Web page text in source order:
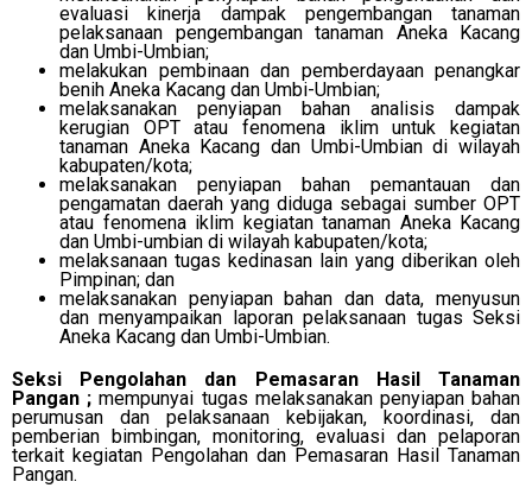
evaluasi kinerja dampak pengembangan tanaman
pelaksanaan pengembangan tanaman Aneka Kacang
dan Umbi-Umbian;
melakukan pembinaan dan pemberdayaan penangkar
benih Aneka Kacang dan Umbi-Umbian;
melaksanakan penyiapan bahan analisis dampak
kerugian OPT atau fenomena iklim untuk kegiatan
tanaman Aneka Kacang dan Umbi-Umbian di wilayah
kabupaten/kota;
melaksanakan penyiapan bahan pemantauan dan
pengamatan daerah yang diduga sebagai sumber OPT
atau fenomena iklim kegiatan tanaman Aneka Kacang
dan Umbi-umbian di wilayah kabupaten/kota;
melaksanaan tugas kedinasan lain yang diberikan oleh
Pimpinan; dan
melaksanakan penyiapan bahan dan data, menyusun
dan menyampaikan laporan pelaksanaan tugas Seksi
Aneka Kacang dan Umbi-Umbian.
Seksi Pengolahan dan Pemasaran Hasil Tanaman
Pangan ; mempunyai tugas melaksanakan penyiapan bahan
perumusan dan pelaksanaan kebijakan, koordinasi, dan
pemberian bimbingan, monitoring, evaluasi dan pelaporan
terkait kegiatan Pengolahan dan Pemasaran Hasil Tanaman
Pangan.